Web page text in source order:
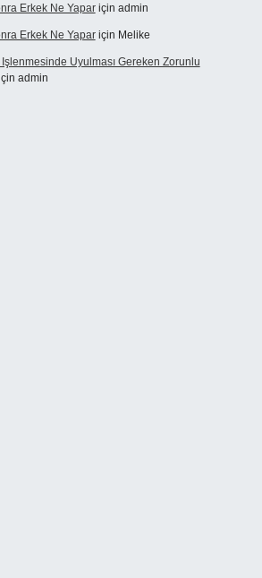
Erkek Ne Yapariçin admin
Erkek Ne Yapariçin Melike
Uyulması Gereken Zorunlu
admin